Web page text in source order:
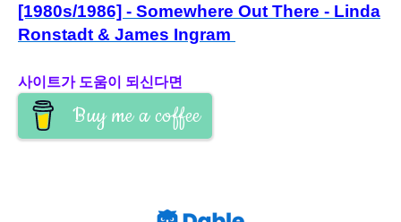
[1980s/1986] - Somewhere Out There - Linda
Ronstadt & James Ingram
사이트가 도움이 되신다면
Buy me a coffee